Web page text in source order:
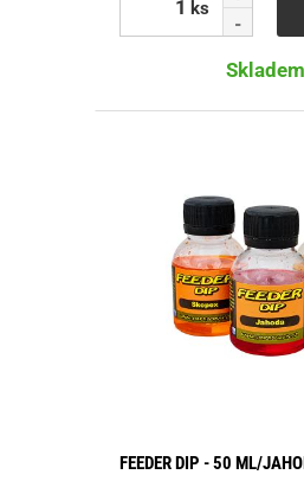
ks
Skladem
FEEDER DIP - 50 ML/